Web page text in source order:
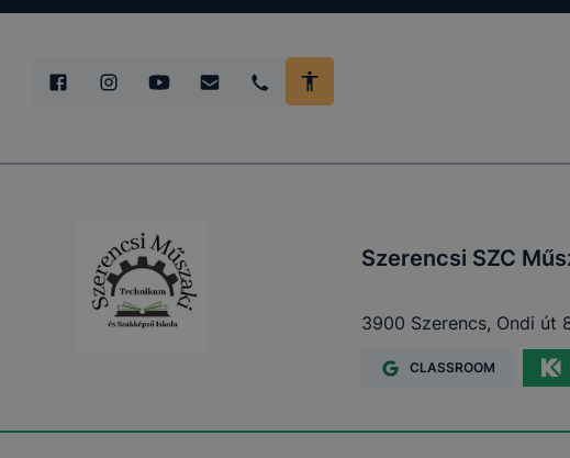
Szerencsi SZC
3900 Szerencs, Ondi út
CLASSROOM
böngészőjében.